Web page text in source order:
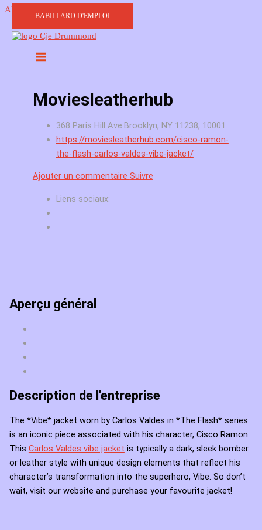
Aller au contenu
BABILLARD D'EMPLOI
Moviesleatherhub
368 Paris Hill Ave.Brooklyn, NY 11238, 10001
https://moviesleatherhub.com/cisco-ramon-
the-flash-carlos-valdes-vibe-jacket/
Ajouter un commentaire Suivre
Liens sociaux:
Aperçu général
Description de l'entreprise
The *Vibe* jacket worn by Carlos Valdes in *The Flash* series
is an iconic piece associated with his character, Cisco Ramon.
This Carlos Valdes vibe jacket is typically a dark, sleek bomber
or leather style with unique design elements that reflect his
character’s transformation into the superhero, Vibe. So don’t
wait, visit our website and purchase your favourite jacket!